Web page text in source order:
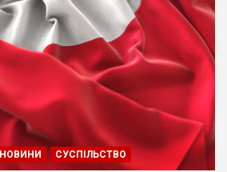
НОВИНИ СУСПІЛЬСТВО